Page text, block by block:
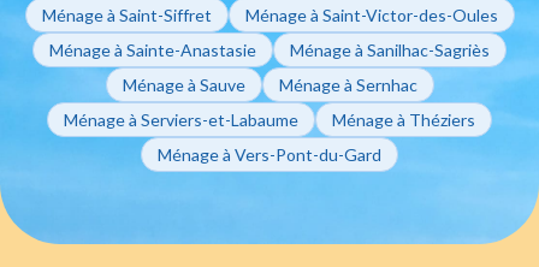
Ménage à Saint-Siffret
Ménage à Saint-Victor-des-Oules
Ménage à Sainte-Anastasie
Ménage à Sanilhac-Sagriès
Ménage à Sauve
Ménage à Sernhac
Ménage à Serviers-et-Labaume
Ménage à Théziers
Ménage à Vers-Pont-du-Gard